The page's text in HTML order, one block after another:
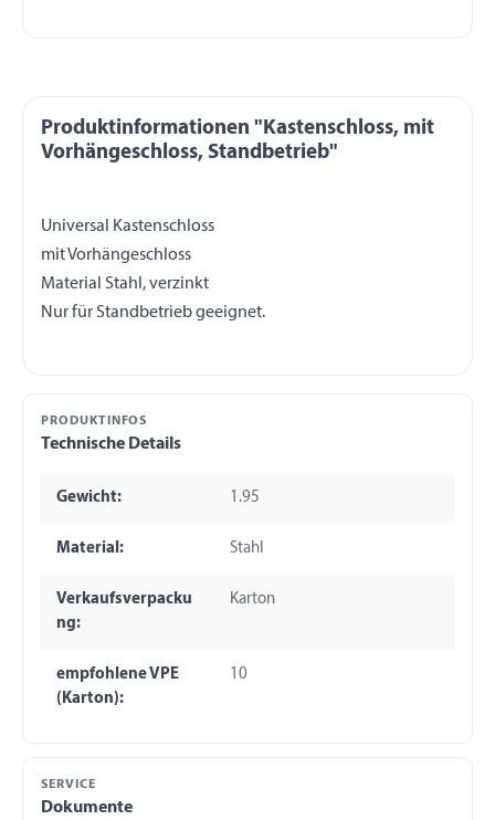
Produktinformationen "Kastenschloss, mit
Vorhängeschloss, Standbetrieb"
Universal Kastenschloss
mit Vorhängeschloss
Material Stahl, verzinkt
PRODUKTINFOS
Technische Details
Gewicht: 1.95
Material: Stahl
Verkaufsverpacku
ng:
Karton
empfohlene VPE
(Karton):
10
SERVICE
Dokumente